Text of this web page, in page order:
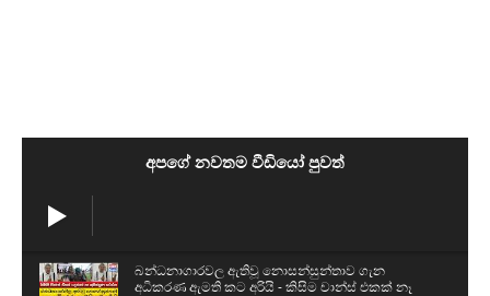
අපගේ නවතම වීඩියෝ පුවත්
බන්ධනාගාරවල ඇතිවූ නොසන්සුන්තාව ගැන
අධිකරණ ඇමති කට අරියි - කිසිම චාන්ස් එකක් නෑ